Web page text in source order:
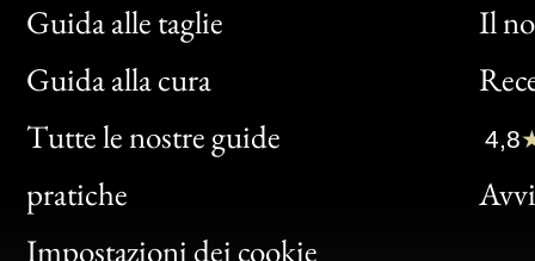
Guida alle taglie
Guida alla cura
Tutte le nostre guide
pratiche
Impostazioni dei cookie
Il
Bon
Clic
Bon
4,8